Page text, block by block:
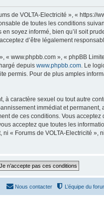
de VOLTA-Electricité », «
de toutes les conditions
soyez informé, bien qu’il soit
d’être légalement
www.phpbb.com », « phpBB
depuis www.phpbb.com. Le
permis. Pour de plus amples
caractère sexuel ou tout autre
immédiat et
de ces conditions. Vous
acceptez que toutes les
« Forums de VOLTA-Electricité
L’équipe du
Nous contacter